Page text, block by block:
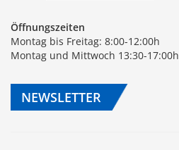
Öffnungszeiten
Montag bis Freitag: 8:00-12:00h
Montag und Mittwoch 13:30-17:00h
NEWSLETTER